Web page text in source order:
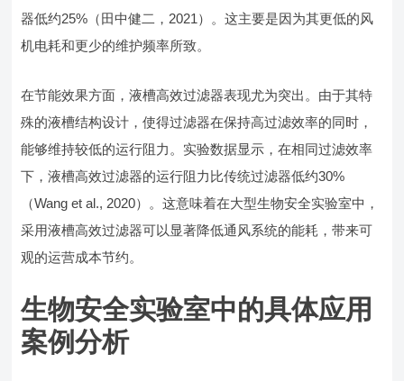
器低约25%（田中健二，2021）。这主要是因为其更低的风
机电耗和更少的维护频率所致。
在节能效果方面，液槽高效过滤器表现尤为突出。由于其特
殊的液槽结构设计，使得过滤器在保持高过滤效率的同时，
能够维持较低的运行阻力。实验数据显示，在相同过滤效率
下，液槽高效过滤器的运行阻力比传统过滤器低约30%
（Wang et al., 2020）。这意味着在大型生物安全实验室中，
采用液槽高效过滤器可以显著降低通风系统的能耗，带来可
观的运营成本节约。
生物安全实验室中的具体应用
案例分析